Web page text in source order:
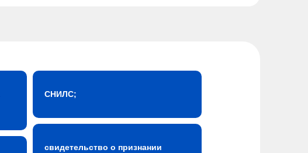
СНИЛС;
свидетельство о признании